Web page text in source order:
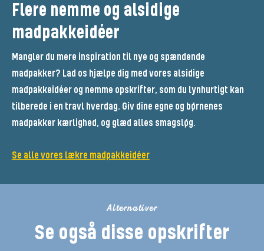
Flere nemme og alsidige
madpakkeidéer
Mangler du mere inspiration til nye og spændende
madpakker? Lad os hjælpe dig med vores alsidige
madpakkeidéer og nemme opskrifter, som du lynhurtigt kan
tilberede i en travl hverdag. Giv dine egne og børnenes
madpakker kærlighed, og glæd alles smagsløg.
Se alle vores lækre madpakkeidéer
Alternativer
Se også disse opskrifter